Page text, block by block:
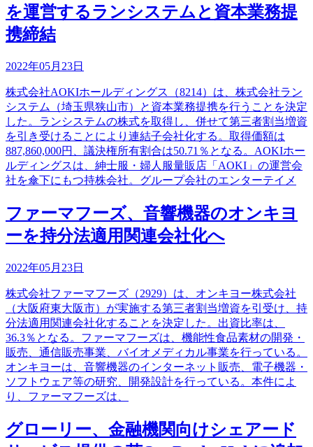
を運営するランシステムと資本業務提
携締結
2022年05月23日
株式会社AOKIホールディングス（8214）は、株式会社ラン
システム（埼玉県狭山市）と資本業務提携を行うことを決定
した。ランシステムの株式を取得し、併せて第三者割当増資
を引き受けることにより連結子会社化する。取得価額は
887,860,000円、議決権所有割合は50.71％となる。AOKIホー
ルディングスは、紳士服・婦人服量販店「AOKI」の運営会
社を傘下にもつ持株会社。グループ会社のエンターテイメ
ファーマフーズ、音響機器のオンキヨ
ーを持分法適用関連会社化へ
2022年05月23日
株式会社ファーマフーズ（2929）は、オンキヨー株式会社
（大阪府東大阪市）が実施する第三者割当増資を引受け、持
分法適用関連会社化することを決定した。出資比率は、
36.3％となる。ファーマフーズは、機能性食品素材の開発・
販売、通信販売事業、バイオメディカル事業を行っている。
オンキヨーは、音響機器のインターネット販売、電子機器・
ソフトウェア等の研究、開発設計を行っている。本件によ
り、ファーマフーズは、
グローリー、金融機関向けシェアード